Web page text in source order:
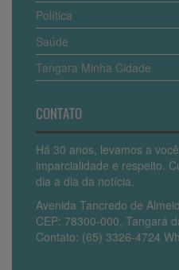
Política
Saúde
Tangara Minha Cidade
CONTATO
Há 30 anos, levamos a
imparcialidade e respeito.
dia a dia da notícia.
Avenida Tancredo de
CEP: 78300-000, Tangará
Contato: (65) 3326-4724